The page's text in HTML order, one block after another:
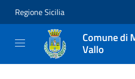
Regione Sicilia
Comune di
Vallo